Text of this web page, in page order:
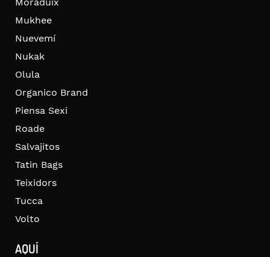
Mukhee
Nuevemí
Nukak
Olula
Organico Brand
Piensa Sexi
Roade
Salvajitos
Tatin Bags
Teixidors
Tucca
Volto
AQUÍ